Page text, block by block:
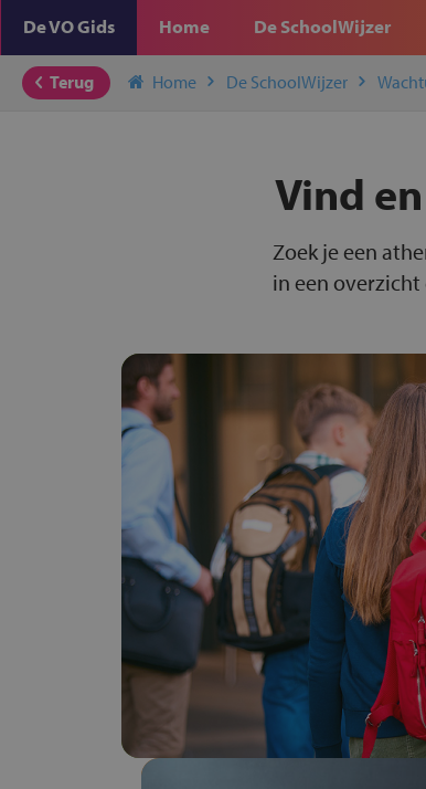
De VO Gids Home De SchoolWijzer
Terug Home De SchoolWijzer
Vind
Zoek je een
in een overzicht